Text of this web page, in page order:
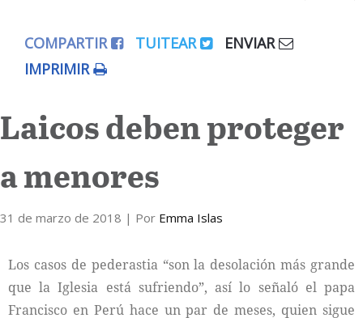
Editorial
Colaboradores
Internacional
Cultura
COMPARTIR TUITEAR
ENVIAR
IMPRIMIR
Laicos deben proteger
a menores
31 de marzo de 2018 | Por Emma Islas
Los casos de pederastia “son la desolación más grande
que la Iglesia está sufriendo”, así lo señaló el papa
Francisco en Perú hace un par de meses, quien sigue